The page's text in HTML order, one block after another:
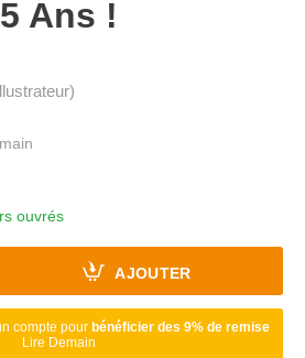
5 Ans !
ouvrés
AJOUTER
compte pour bénéficier des 9% de remise
Lire Demain